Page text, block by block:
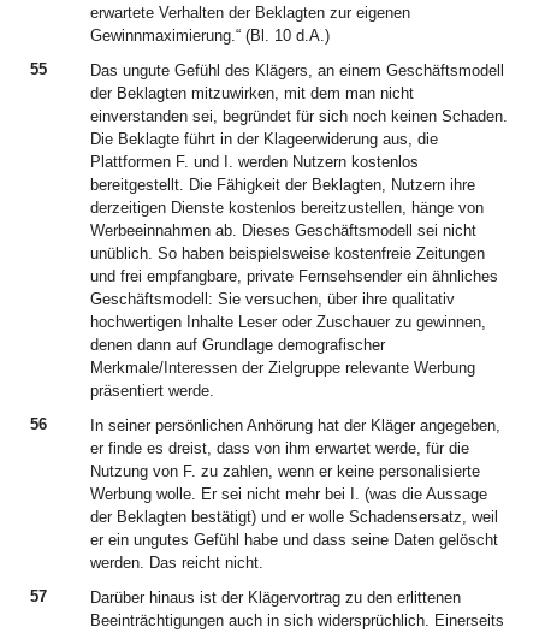
erwartete Verhalten der Beklagten zur eigenen
Gewinnmaximierung.“ (Bl. 10 d.A.)
55
Das ungute Gefühl des Klägers, an einem Geschäftsmodell
der Beklagten mitzuwirken, mit dem man nicht
einverstanden sei, begründet für sich noch keinen Schaden.
Die Beklagte führt in der Klageerwiderung aus, die
Plattformen F. und I. werden Nutzern kostenlos
bereitgestellt. Die Fähigkeit der Beklagten, Nutzern ihre
derzeitigen Dienste kostenlos bereitzustellen, hänge von
Werbeeinnahmen ab. Dieses Geschäftsmodell sei nicht
unüblich. So haben beispielsweise kostenfreie Zeitungen
und frei empfangbare, private Fernsehsender ein ähnliches
Geschäftsmodell: Sie versuchen, über ihre qualitativ
hochwertigen Inhalte Leser oder Zuschauer zu gewinnen,
denen dann auf Grundlage demografischer
Merkmale/Interessen der Zielgruppe relevante Werbung
präsentiert werde.
56
In seiner persönlichen Anhörung hat der Kläger angegeben,
er finde es dreist, dass von ihm erwartet werde, für die
Nutzung von F. zu zahlen, wenn er keine personalisierte
Werbung wolle. Er sei nicht mehr bei I. (was die Aussage
der Beklagten bestätigt) und er wolle Schadensersatz, weil
er ein ungutes Gefühl habe und dass seine Daten gelöscht
werden. Das reicht nicht.
57
Darüber hinaus ist der Klägervortrag zu den erlittenen
Beeinträchtigungen auch in sich widersprüchlich. Einerseits